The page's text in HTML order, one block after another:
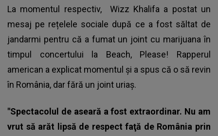
La momentul respectiv, Wizz Khalifa a postat un
mesaj pe rețelele sociale după ce a fost săltat de
jandarmi pentru că a fumat un joint cu marijuana în
timpul concertului la Beach, Please! Rapperul
american a explicat momentul și a spus că o să revin
în România, dar fără un joint uriaș.
"Spectacolul de aseară a fost extraordinar. Nu am
vrut să arăt lipsă de respect faţă de România prin